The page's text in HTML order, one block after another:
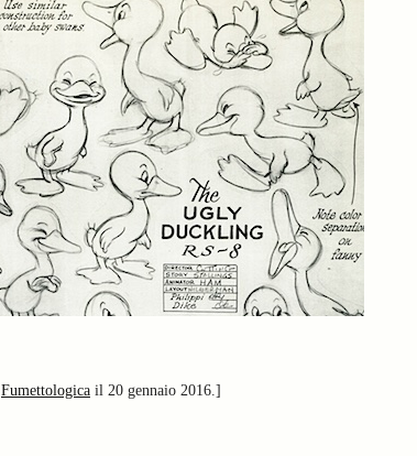
Fumettologica il 20 gennaio 2016.]